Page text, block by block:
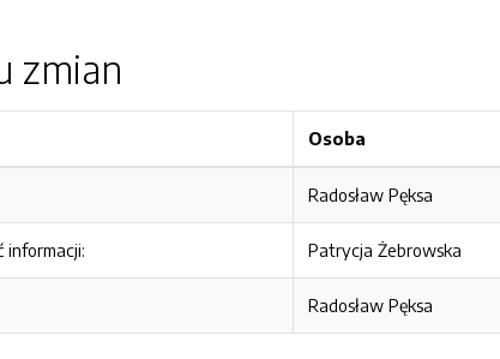
zmian
Osoba
Radosław Pęksa
informacji: Patrycja Żebrowska
Radosław Pęksa